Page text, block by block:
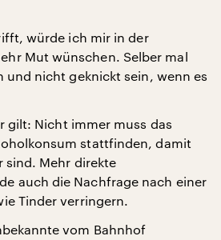
würde ich mir in der
Mut wünschen. Selber mal
und nicht geknickt sein, wenn es
gilt: Nicht immer muss das
stattfinden, damit
sind. Mehr direkte
auch die Nachfrage nach einer
Tinder verringern.
vom Bahnhof